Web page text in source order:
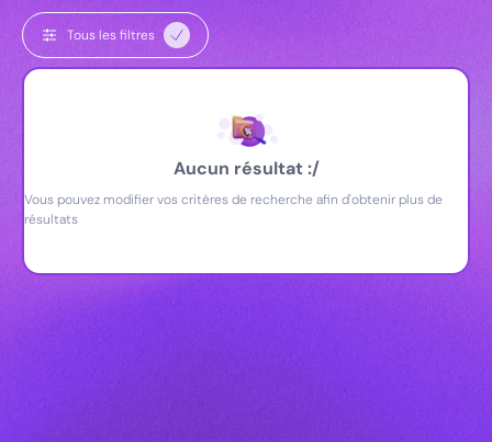
Tous les filtres
Aucun résultat :/
Vous pouvez modifier vos critères de recherche afin d'obtenir plus de
résultats